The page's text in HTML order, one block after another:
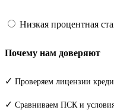
Низкая процентная
Почему нам доверяют
✓ Проверяем лицензии
✓ Сравниваем ПСК и